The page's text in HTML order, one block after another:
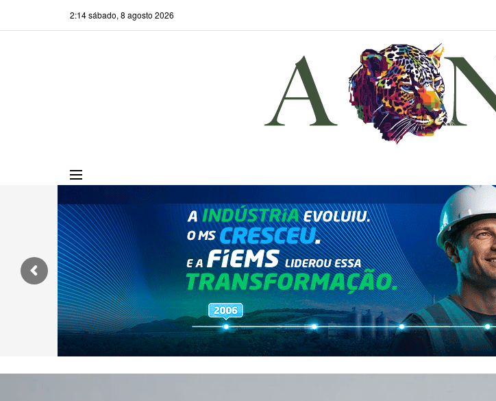
2:14 sábado, 8 agosto 2026